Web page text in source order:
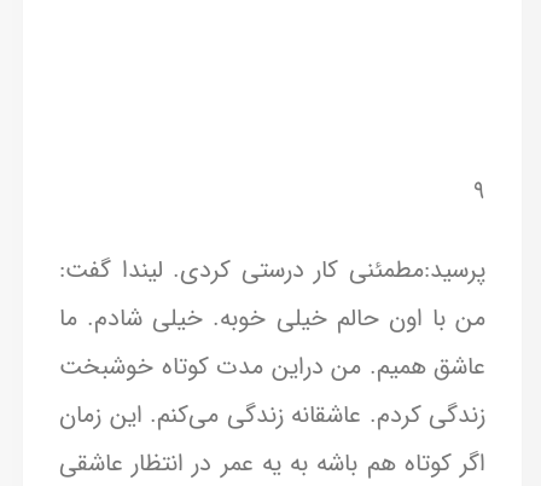
۹
پرسید:مطمئنی کار درستی کردی. لیندا گفت:
من با اون حالم خیلی خوبه. خیلی شادم. ما
عاشق همیم. من دراین مدت کوتاه خوشبخت
زندگی کردم. عاشقانه زندگی می‌کنم. این زمان
اگر کوتاه هم باشه به یه عمر در انتظار عاشقی